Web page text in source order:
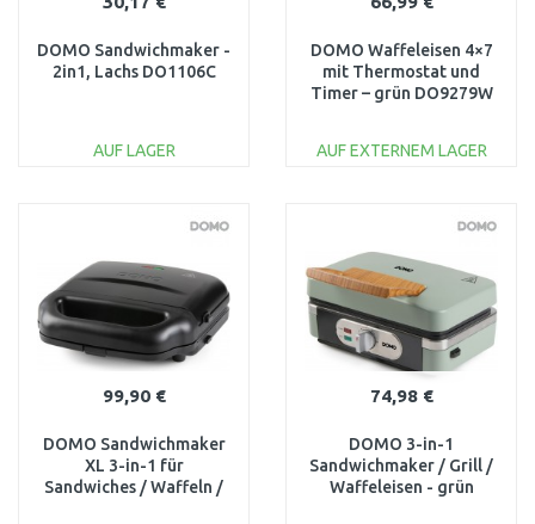
DOMO Sandwichmaker -
2in1, Lachs DO1106C
AUF LAGER
DOMO Waffeleisen 4×7
mit Thermostat und
Timer – grün DO9279W
AUF EXTERNEM LAGER
Vergleichen
99,90 €
DOMO Sandwichmaker
XL 3-in-1 für
Sandwiches / Waffeln /
74,98 €
DOMO 3-in-1
Sandwichmaker / Grill /
Waffeleisen - grün